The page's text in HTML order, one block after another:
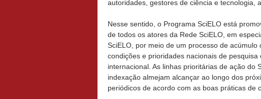
autoridades, gestores de ciência e tecnologia,
Nesse sentido, o Programa SciELO está
de todos os atores da Rede SciELO, em
SciELO, por meio de um processo de
condições e prioridades nacionais de
internacional. As linhas prioritárias de ação do
indexação almejam alcançar ao longo dos
periódicos de acordo com as boas práticas de